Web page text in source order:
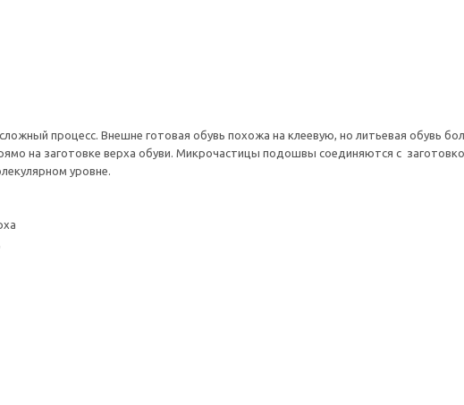
процесс. Внешне готовая обувь похожа на клеевую, но литьевая обувь
на заготовке верха обуви. Микрочастицы подошвы соединяются с
уровне.